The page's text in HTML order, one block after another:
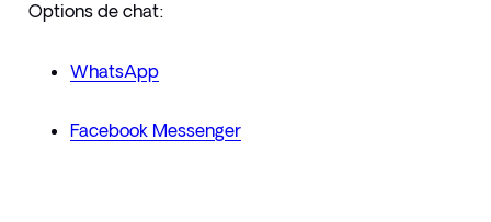
Options de chat:
WhatsApp
Facebook Messenger